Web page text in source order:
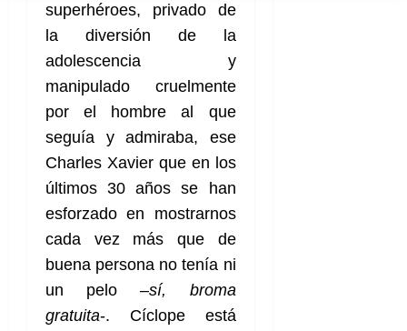
superhéroes, privado de
la diversión de la
adolescencia y
manipulado cruelmente
por el hombre al que
seguía y admiraba, ese
Charles Xavier que en los
últimos 30 años se han
esforzado en mostrarnos
cada vez más que de
buena persona no tenía ni
un pelo –sí, broma
gratuita-. Cíclope está